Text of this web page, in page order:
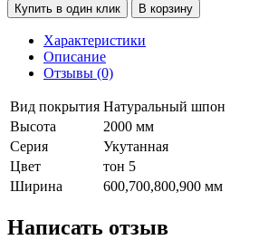
Купить в один клик В корзину
Характеристики
Описание
Отзывы (0)
Вид покрытия Натуральный шпон
Высота
2000 мм
Серия
Укутанная
Цвет
тон 5
Ширина
600,700,800,900 мм
Написать отзыв